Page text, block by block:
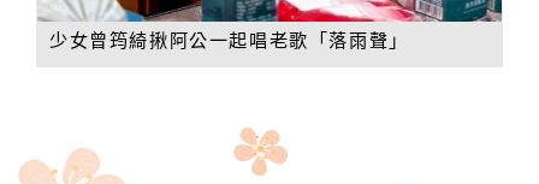
少女曾筠綺揪阿公一起唱老歌「落雨聲」